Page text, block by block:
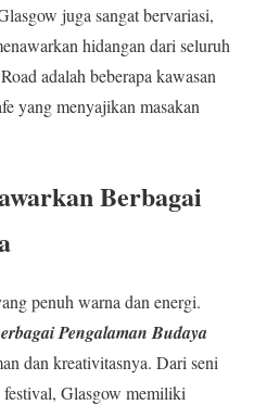
juga sangat bervariasi,
hidangan dari seluruh
adalah beberapa kawasan
yang menyajikan masakan
Berbagai
penuh warna dan energi.
Pengalaman Budaya
dan kreativitasnya. Dari seni
Glasgow memiliki